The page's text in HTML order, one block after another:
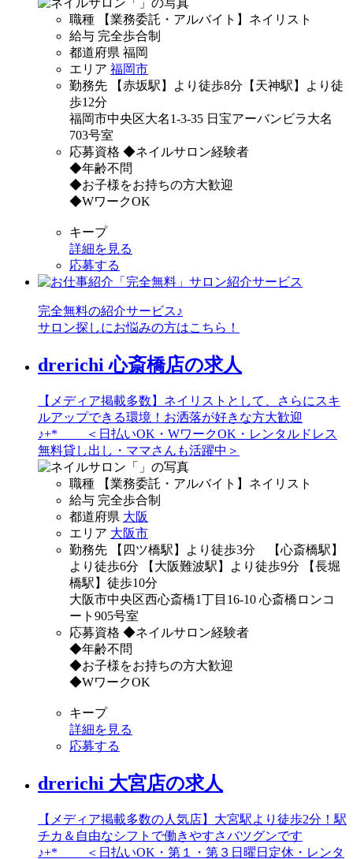
職種
【業務委託・アルバイト】ネイリスト
給与 完全歩合制
都道府県 福岡
エリア 福岡市
勤務先
【赤坂駅】より徒歩8分【天神駅】より徒
歩12分
福岡市中央区大名1-3-35 日宝アーバンビラ大名
703号室
応募資格 ◆ネイルサロン経験者
◆年齢不問
◆お子様をお持ちの方大歓迎
◆WワークOK
キープ
詳細を見る
応募する
完全無料の紹介サービス♪
サロン探しにお悩みの方はこちら！
drerichi 心斎橋店の求人
【メディア掲載多数】ネイリストとして、さらにスキ
ルアップできる環境！お洒落が好きな方大歓迎
♪+* ＜日払いOK・WワークOK・レンタルドレス
無料貸し出し・ママさんも活躍中＞
職種
【業務委託・アルバイト】ネイリスト
給与 完全歩合制
都道府県 大阪
エリア 大阪市
勤務先
【四ツ橋駅】より徒歩3分 【心斎橋駅】
より徒歩6分 【大阪難波駅】より徒歩9分 【長堀
橋駅】徒歩10分
大阪市中央区西心斎橋1丁目16-10 心斎橋ロンコ
ート905号室
応募資格 ◆ネイルサロン経験者
◆年齢不問
◆お子様をお持ちの方大歓迎
◆WワークOK
キープ
詳細を見る
応募する
drerichi 大宮店の求人
【メディア掲載多数の人気店】大宮駅より徒歩2分！駅
チカ＆自由なシフトで働きやすさバツグンです
♪+* ＜日払いOK・第１・第３日曜日定休・レンタ